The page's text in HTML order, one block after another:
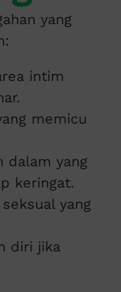
yang
intim
memicu
dalam yang
keringat.
yang
diri jika